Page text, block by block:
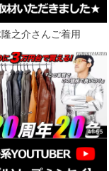
之介さんご着用